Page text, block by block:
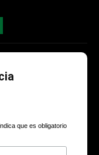
que es obligatorio